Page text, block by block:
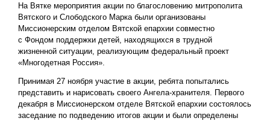
На Вятке мероприятия акции по благословению митрополита
Вятского и Слободского Марка были организованы
Миссионерским отделом Вятской епархии совместно
с Фондом поддержки детей, находящихся в трудной
жизненной ситуации, реализующим федеральный проект
«Многодетная Россия».
Принимая 27 ноября участие в акции, ребята попытались
представить и нарисовать своего Ангела-хранителя. Первого
декабря в Миссионерском отделе Вятской епархии состоялось
заседание по подведению итогов акции и были определены